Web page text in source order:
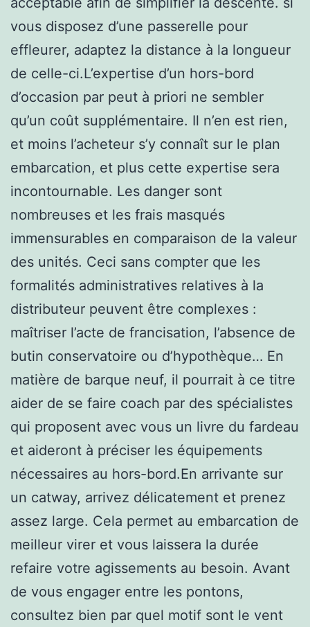
vous disposez d’une passerelle pour
effleurer, adaptez la distance à la longueur
de celle-ci.L’expertise d’un hors-bord
d’occasion par peut à priori ne sembler
qu’un coût supplémentaire. Il n’en est rien,
et moins l’acheteur s’y connaît sur le plan
embarcation, et plus cette expertise sera
incontournable. Les danger sont
nombreuses et les frais masqués
immensurables en comparaison de la valeur
des unités. Ceci sans compter que les
formalités administratives relatives à la
distributeur peuvent être complexes :
maîtriser l’acte de francisation, l’absence de
butin conservatoire ou d’hypothèque… En
matière de barque neuf, il pourrait à ce titre
aider de se faire coach par des spécialistes
qui proposent avec vous un livre du fardeau
et aideront à préciser les équipements
nécessaires au hors-bord.En arrivante sur
un catway, arrivez délicatement et prenez
assez large. Cela permet au embarcation de
meilleur virer et vous laissera la durée
refaire votre agissements au besoin. Avant
de vous engager entre les pontons,
consultez bien par quel motif sont le vent